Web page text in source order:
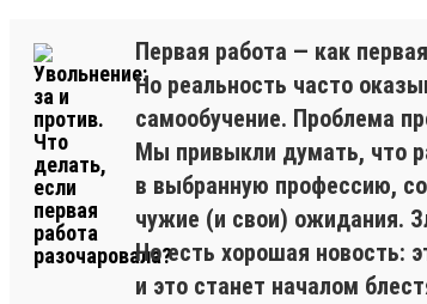
Первая работа — как
Но реальность часто
самообучение. Проблема
Мы привыкли думать, что
в выбранную профессию,
чужие (и свои) ожидания.
Но есть хорошая новость:
и это станет началом